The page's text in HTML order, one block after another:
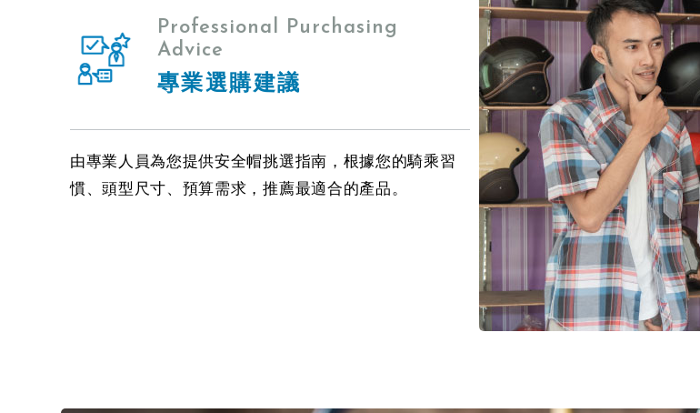
Professional Purchasing
Advice
專業選購建議
由專業人員為您提供安全帽挑選指南，根據您的騎乘習
慣、頭型尺寸、預算需求，推薦最適合的產品。